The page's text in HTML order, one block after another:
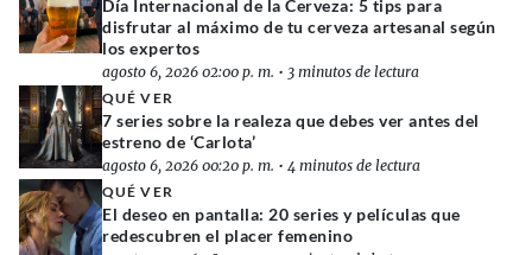
Día Internacional de la Cerveza: 5 tips para
disfrutar al máximo de tu cerveza artesanal según
los expertos
agosto 6, 2026 02:00 p. m. • 3 minutos de lectura
QUÉ VER
7 series sobre la realeza que debes ver antes del
estreno de ‘Carlota’
agosto 6, 2026 00:20 p. m. • 4 minutos de lectura
QUÉ VER
El deseo en pantalla: 20 series y películas que
redescubren el placer femenino